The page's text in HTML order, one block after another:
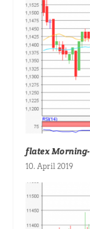
flatex Morning-
10. April 2019